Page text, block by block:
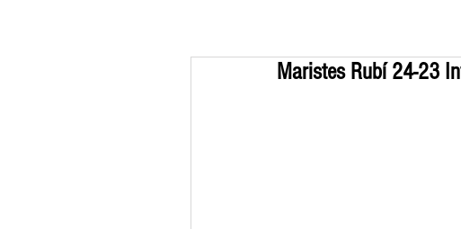
Maristes Rubí 24-23